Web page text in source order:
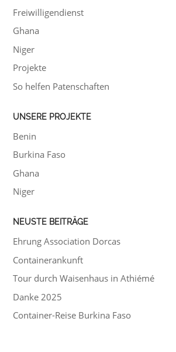
Freiwilligendienst
Ghana
Niger
Projekte
So helfen Patenschaften
UNSERE PROJEKTE
Benin
Burkina Faso
Ghana
Niger
NEUSTE BEITRÄGE
Ehrung Association Dorcas
Containerankunft
Tour durch Waisenhaus in Athiémé
Danke 2025
Container-Reise Burkina Faso